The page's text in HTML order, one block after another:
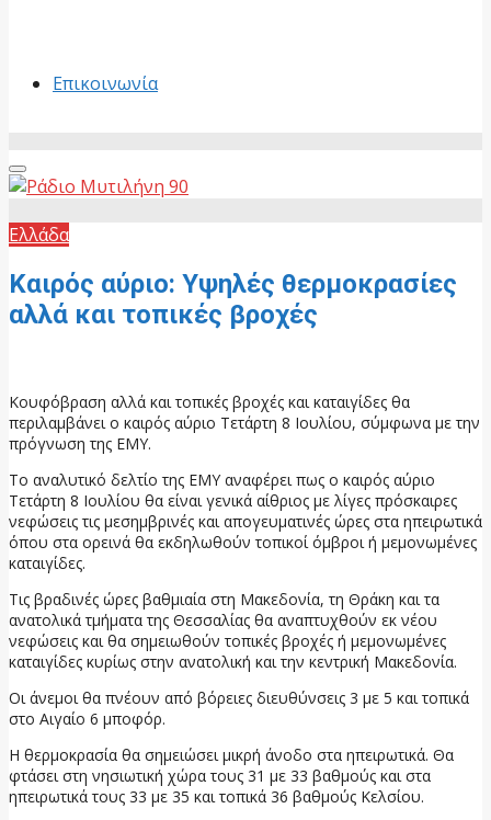
Επικοινωνία
Primary
Menu
Ελλάδα
Καιρός αύριο: Υψηλές θερμοκρασίες
αλλά και τοπικές βροχές
Κουφόβραση αλλά και τοπικές βροχές και καταιγίδες θα
περιλαμβάνει ο καιρός αύριο Τετάρτη 8 Ιουλίου, σύμφωνα με την
πρόγνωση της ΕΜΥ.
Το αναλυτικό δελτίο της ΕΜΥ αναφέρει πως ο καιρός αύριο
Τετάρτη 8 Ιουλίου θα είναι γενικά αίθριος με λίγες πρόσκαιρες
νεφώσεις τις μεσημβρινές και απογευματινές ώρες στα ηπειρωτικά
όπου στα ορεινά θα εκδηλωθούν τοπικοί όμβροι ή μεμονωμένες
καταιγίδες.
Τις βραδινές ώρες βαθμιαία στη Μακεδονία, τη Θράκη και τα
ανατολικά τμήματα της Θεσσαλίας θα αναπτυχθούν εκ νέου
νεφώσεις και θα σημειωθούν τοπικές βροχές ή μεμονωμένες
καταιγίδες κυρίως στην ανατολική και την κεντρική Μακεδονία.
Οι άνεμοι θα πνέουν από βόρειες διευθύνσεις 3 με 5 και τοπικά
στο Αιγαίο 6 μποφόρ.
Η θερμοκρασία θα σημειώσει μικρή άνοδο στα ηπειρωτικά. Θα
φτάσει στη νησιωτική χώρα τους 31 με 33 βαθμούς και στα
ηπειρωτικά τους 33 με 35 και τοπικά 36 βαθμούς Κελσίου.